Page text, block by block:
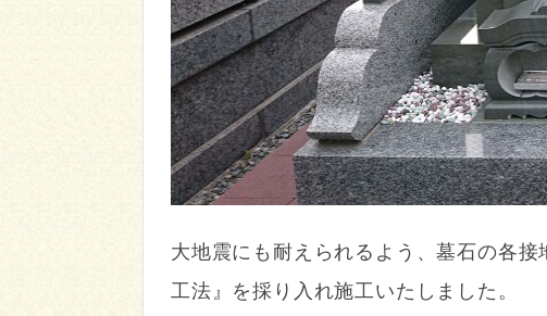
大地震にも耐えられるよう、墓石の各
工法』を採り入れ施工いたしました。